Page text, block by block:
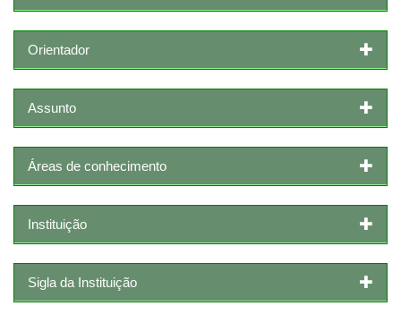
Orientador
Assunto
Áreas de conhecimento
Instituição
Sigla da Instituição